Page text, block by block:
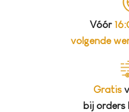
Vóór
volgende
Gratis
bij orders